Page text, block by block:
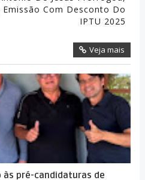
Com Desconto Do
IPTU 2025
Veja mais
às pré-candidaturas de